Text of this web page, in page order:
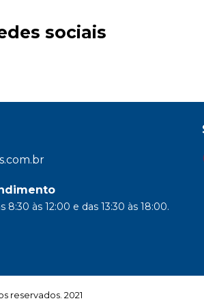
sociais
8:30 às 12:00 e das 13:30 às 18:00.
reservados. 2021